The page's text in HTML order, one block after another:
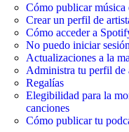
Cómo publicar música
Crear un perfil de
Cómo acceder a
No puedo iniciar sesión
Actualizaciones a la
Administra tu perfil de
Regalías
Elegibilidad para la
canciones
Cómo publicar tu